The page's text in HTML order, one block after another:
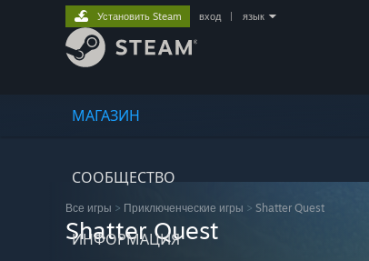
МАГАЗИН
СООБЩЕСТВО
ИНФОРМАЦИЯ
Установить Steam вход язык
Все игры > Приключенческие игры > Shatter Quest
Shatter Quest